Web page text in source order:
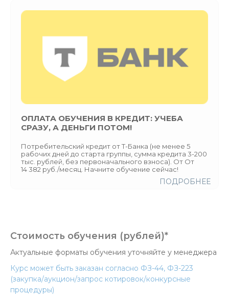
ОПЛАТА ОБУЧЕНИЯ В КРЕДИТ: УЧЕБА
СРАЗУ, А ДЕНЬГИ ПОТОМ!
Потребительский кредит от Т-Банка (не менее 5
рабочих дней до старта группы, сумма кредита 3-200
тыс. рублей, без первоначального взноса). От От
14 382 руб./месяц. Начните обучение сейчас!
ПОДРОБНЕЕ
Стоимость обучения (рублей)*
Актуальные форматы обучения уточняйте у менеджера
Курс может быть заказан согласно ФЗ-44, ФЗ-223
(закупка/аукцион/запрос котировок/конкурсные
процедуры)